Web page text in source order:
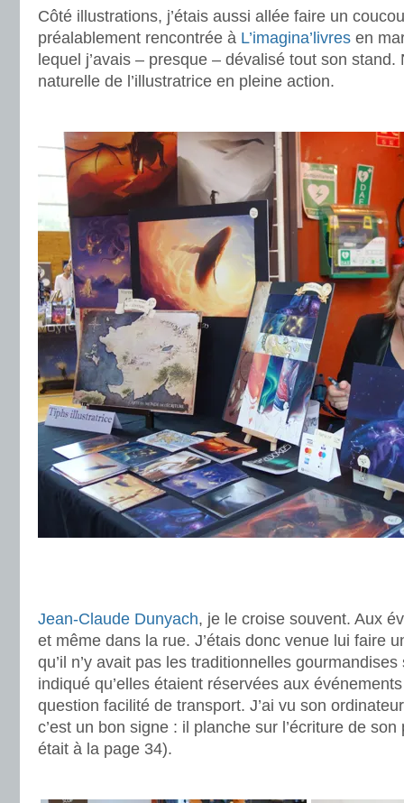
Côté illustrations, j’étais aussi allée faire un
préalablement rencontrée à L’imagina’livres en
lequel j’avais – presque – dévalisé tout son
naturelle de l’illustratrice en pleine action.
Jean-Claude Dunyach, je le croise souvent. Aux
et même dans la rue. J’étais donc venue lui faire
qu’il n’y avait pas les traditionnelles gourmandises
indiqué qu’elles étaient réservées aux
question facilité de transport. J’ai vu son
c’est un bon signe : il planche sur l’écriture de
était à la page 34).